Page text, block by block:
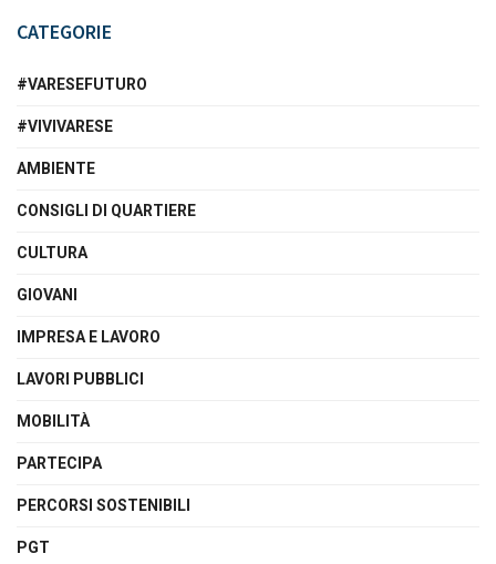
CATEGORIE
#VARESEFUTURO
#VIVIVARESE
AMBIENTE
CONSIGLI DI QUARTIERE
CULTURA
GIOVANI
IMPRESA E LAVORO
LAVORI PUBBLICI
MOBILITÀ
PARTECIPA
PERCORSI SOSTENIBILI
PGT